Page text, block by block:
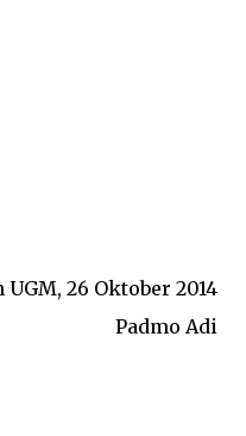
26 Oktober 2014
Padmo Adi